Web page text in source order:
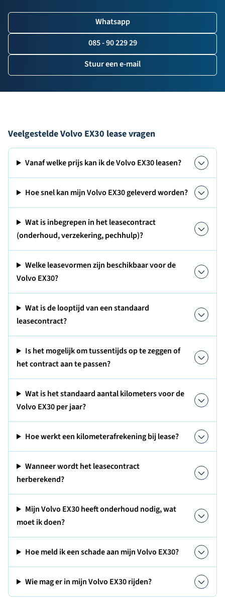
Whatsapp
085 - 90 229 29
Stuur een e-mail
Veelgestelde Volvo EX30 lease vragen
Vanaf welke prijs kan ik de Volvo EX30 leasen?
Hoe snel kan mijn Volvo EX30 geleverd worden?
Wat is inbegrepen in het leasecontract
(onderhoud, verzekering, pechhulp)?
Welke leasevormen zijn beschikbaar voor de
Volvo EX30?
Wat is de looptijd van een standaard
leasecontract?
Is het mogelijk om tussentijds op te zeggen of
het contract aan te passen?
Wat is het standaard aantal kilometers voor de
Volvo EX30 per jaar?
Hoe werkt een kilometerafrekening bij lease?
Wanneer wordt het leasecontract
herberekend?
Mijn Volvo EX30 heeft onderhoud nodig, wat
moet ik doen?
Hoe meld ik een schade aan mijn Volvo EX30?
Wie mag er in mijn Volvo EX30 rijden?